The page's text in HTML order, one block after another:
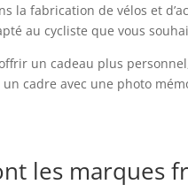
la fabrication de vélos et
au cycliste que vous
un cadeau plus
un cadre avec une photo
les marques